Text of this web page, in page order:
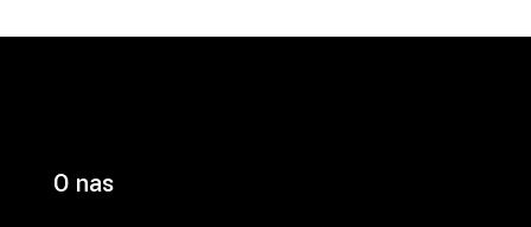
O nas